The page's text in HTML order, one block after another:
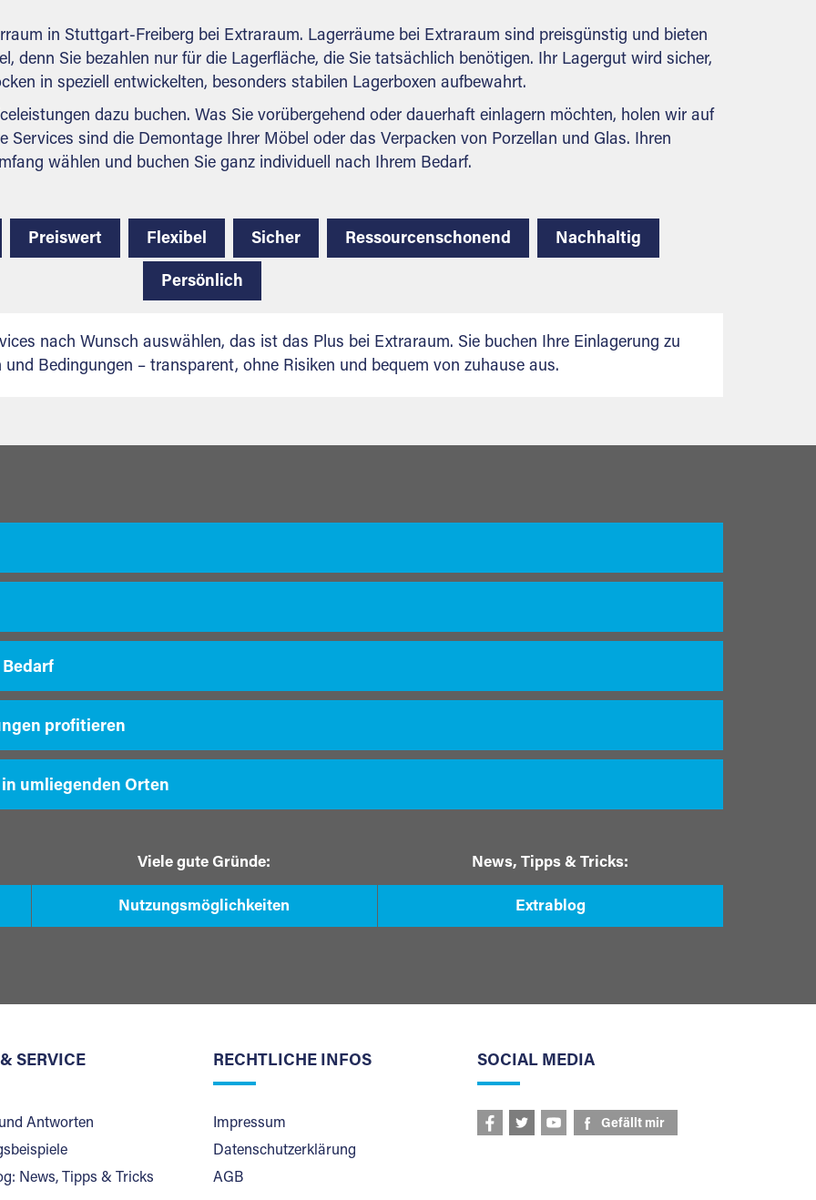
in Stuttgart-Freiberg bei Extraraum. Lagerräume bei Extraraum sind preisgünstig und bieten
denn Sie bezahlen nur für die Lagerfläche, die Sie tatsächlich benötigen. Ihr Lagergut wird sicher,
in speziell entwickelten, besonders stabilen Lagerboxen aufbewahrt.
dazu buchen. Was Sie vorübergehend oder dauerhaft einlagern möchten, holen wir auf
Services sind die Demontage Ihrer Möbel oder das Verpacken von Porzellan und Glas. Ihren
wählen und buchen Sie ganz individuell nach Ihrem Bedarf.
Preiswert Flexibel Sicher Ressourcenschonend Nachhaltig
Persönlich
nach Wunsch auswählen, das ist das Plus bei Extraraum. Sie buchen Ihre Einlagerung zu
und Bedingungen – transparent, ohne Risiken und bequem von zuhause aus.
Bedarf
profitieren
umliegenden Orten
Viele gute Gründe:
Nutzungsmöglichkeiten
News, Tipps & Tricks:
Extrablog
SERVICE
Antworten
News, Tipps & Tricks
RECHTLICHE INFOS
Impressum
Datenschutzerklärung
AGB
SOCIAL MEDIA
Gefällt mir